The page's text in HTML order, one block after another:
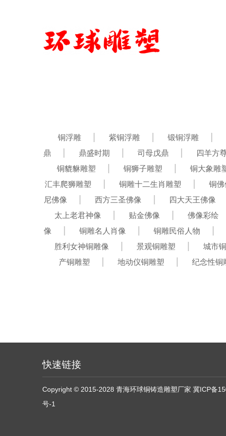
铜浮雕 紫铜浮雕 锻铜浮雕
鼎
鼎盛时期 司母戊鼎 四羊方
铜貔貅雕塑
铜狮子雕塑 铜大象雕
汇丰爬狮雕塑
铜雕十二生肖雕塑 铜佛
尼佛像
西方三圣佛像 四大天王佛像
太上老君神像
贴金佛像 佛像彩绘
像
铜雕名人肖像 铜雕民俗人物
胜利女神铜雕像
景观铜雕塑 城市
产铜雕塑
地动仪铜雕塑 纪念性铜
快速链接
Copyright © 2015-2028 青海环球铜铸造雕塑厂家 冀ICP备
号-1